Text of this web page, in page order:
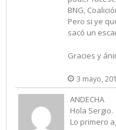
BNG,
Pero si ye
sacó un
Gracies y
3 mayo,
ANDECHA
Hola Sergio.
Lo primero